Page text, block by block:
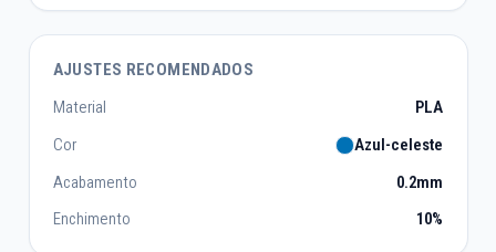
AJUSTES RECOMENDADOS
Material
PLA
Cor
Azul-celeste
Acabamento
0.2mm
Enchimento
10%